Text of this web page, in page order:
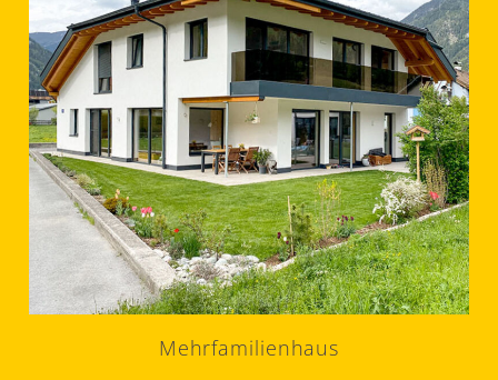
Mehrfamilienhaus